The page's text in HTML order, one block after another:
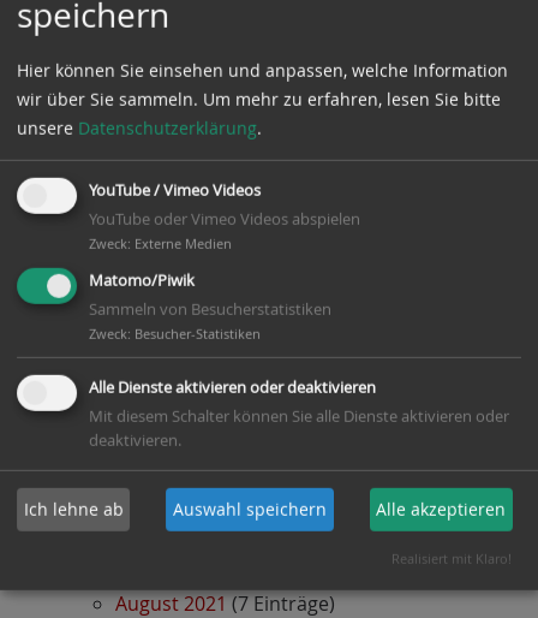
August 2022
Juli 2022(10 Einträge)
Juni 2022 (10 Einträge)
Mai 2022(7 Einträge)
April 2022(6 Einträge)
März 2022(10 Einträge)
Februar 2022
Januar 2022(8 Einträge)
2021
Dezember 2021(7 Einträge)
November 2021(6 Einträge)
Oktober 2021(9 Einträge)
August 2021(7 Einträge)
speichern
Hier können Sie einsehen und anpassen, welche Information
wir über Sie sammeln. Um mehr zu erfahren, lesen Sie bitte
unsere Datenschutzerklärung.
YouTube / Vimeo Videos
YouTube oder Vimeo Videos abspielen
Zweck: Externe Medien
Matomo/Piwik
Sammeln von Besucherstatistiken
Zweck: Besucher-Statistiken
Alle Dienste aktivieren oder deaktivieren
Mit diesem Schalter können Sie alle Dienste aktivieren oder
deaktivieren.
Ich lehne ab Auswahl speichern Alle akzeptieren
Realisiert mit Klaro!